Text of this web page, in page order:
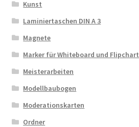
Kunst
Laminiertaschen DIN A 3
Magnete
Marker für Whiteboard und Flipchart
Meisterarbeiten
Modellbaubogen
Moderationskarten
Ordner